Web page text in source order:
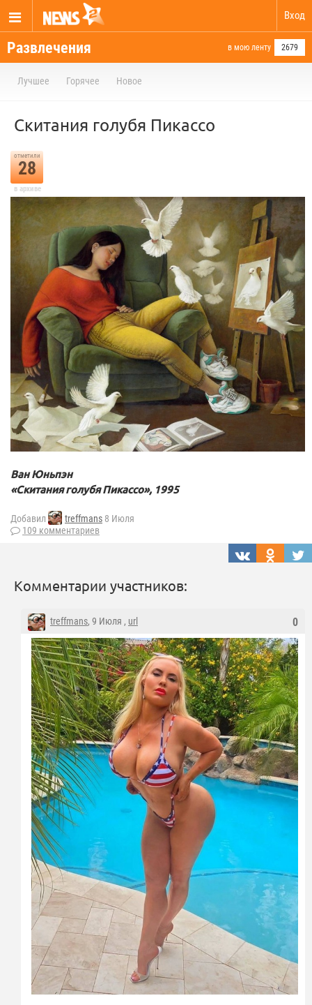
Вход
Развлечения в мою ленту 2679
Лучшее Горячее Новое
Скитания голубя Пикассо
отметили
28
в архиве
Ван Юньпэн
«Скитания голубя Пикассо», 1995
Добавил treffmans 8 Июля
109 комментариев
Комментарии участников:
0
treffmans, 9 Июля , url